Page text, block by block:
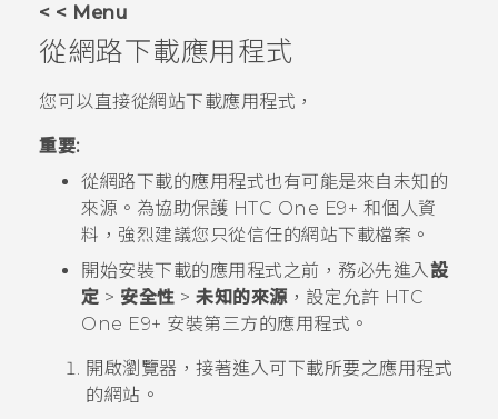
應用程式
支援服務
< < Menu
從網路下載應用程式
您可以直接從網站下載應用程式，
重要:
從網路下載的應用程式也有可能是來自未知的
來源。為協助保護 HTC One E9‍+ 和個人資
料，強烈建議您只從信任的網站下載檔案。
開始安裝下載的應用程式之前，務必先進入設
定 > 安全性 > 未知的來源，設定允許 HTC
One E9‍+ 安裝第三方的應用程式。
開啟瀏覽器，接著進入可下載所要之應用程式
的網站。